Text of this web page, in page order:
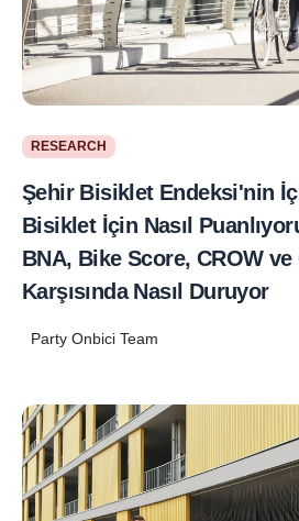
RESEARCH
Şehir Bisiklet Endeksi'nin
Bisiklet İçin Nasıl
BNA, Bike Score, CROW ve
Karşısında Nasıl Duruyor
Party Onbici Team